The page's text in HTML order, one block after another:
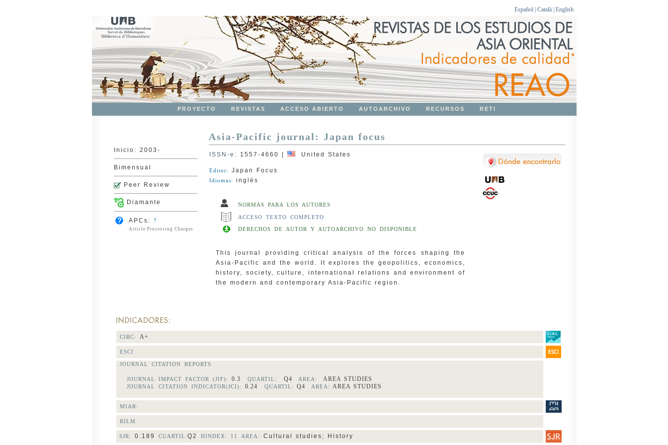
Español| Català| English
PROYECTO REVISTAS ACCESO ABIERTO AUTOARCHIVO RECURSOS RETI
Inicio: 2003-
Bimensual
Peer Review
Diamante
APCs: ?
Article Processing Charges
Asia-Pacific journal: Japan focus
ISSN-e : 1557-4660 United States
Editor: Japan Focus
Idiomas: inglés
NORMAS PARA LOS AUTORES
ACCESO TEXTO COMPLETO
DERECHOS DE AUTOR Y AUTOARCHIVO NO DISPONIBLE
This journal providing critical analysis of the forces shaping the
Asia-Pacific and the world. It explores the geopolitics, economics,
history, society, culture, international relations and environment of
the modern and contemporary Asia-Pacific region.
CIRC: A+
ESCI
JOURNAL CITATION REPORTS
JOURNAL IMPACT FACTOR (JIF): 0.3 QUARTIL: Q4 AREA: AREA STUDIES
JOURNAL CITATION INDICATOR(JCI): 0.24 QUARTIL: Q4 AREA : AREA STUDIES
MIAR:
RILM
SJR: 0.189 CUARTIL:Q2 HINDEX: 11 AREA: Cultural studies; History